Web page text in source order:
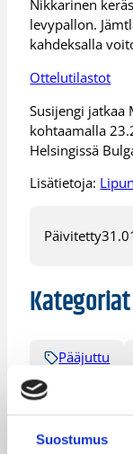
Suostumus
Nikkarinen
levypallon.
kahdeksalla
Ottelutilastot
Susijengi jatkaa
kohtaamalla
Helsingissä
Lisätietoja:
Päivitetty
Kategoriat
Pääjuttu